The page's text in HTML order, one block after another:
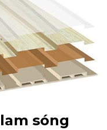
sóng